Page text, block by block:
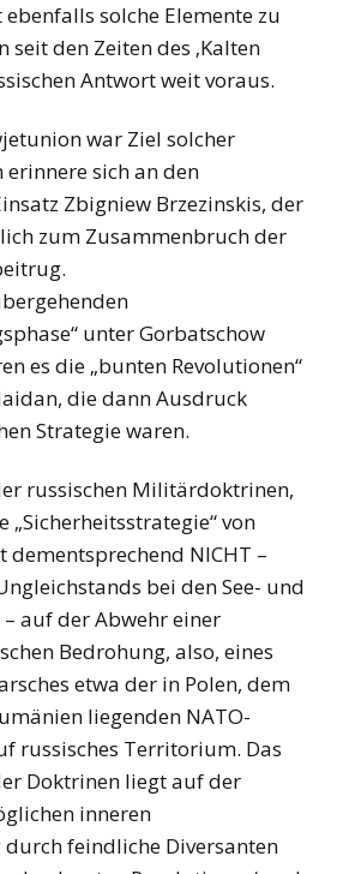
solche Elemente zu
seit den Zeiten des ‚Kalten
Antwort weit voraus.
war Ziel solcher
erinnere sich an den
Zbigniew Brzezinskis, der
zum Zusammenbruch der
unter Gorbatschow
es die „bunten Revolutionen“
die dann Ausdruck
Strategie waren.
russischen Militärdoktrinen,
„Sicherheitsstrategie“ von
dementsprechend NICHT –
bei den See- und
auf der Abwehr einer
Bedrohung, also, eines
etwa der in Polen, dem
liegenden NATO-
russisches Territorium. Das
Doktrinen liegt auf der
inneren
feindliche Diversanten